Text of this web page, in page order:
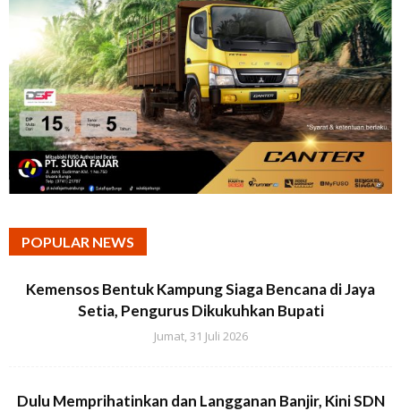
POPULAR NEWS
Kemensos Bentuk Kampung Siaga Bencana di Jaya
Setia, Pengurus Dikukuhkan Bupati
Jumat, 31 Juli 2026
Dulu Memprihatinkan dan Langganan Banjir, Kini SDN